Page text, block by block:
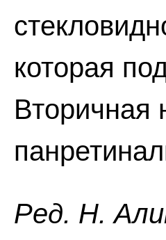
которая
Вторичная
Ред. Н.